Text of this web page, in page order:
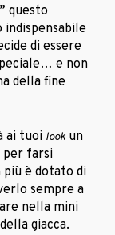
questo
indispensabile
di essere
e non
della fine
ai tuoi lookun
per farsi
è dotato di
sempre a
nella mini
giacca.